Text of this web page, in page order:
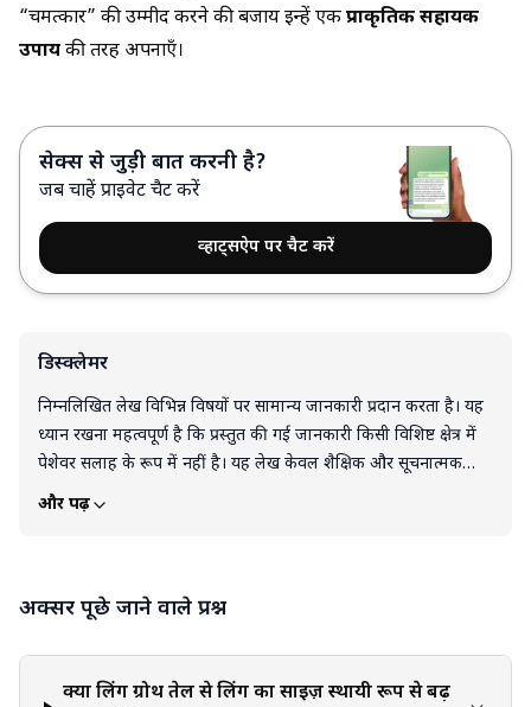
“चमत्कार” की उम्मीद करने की बजाय इन्हें एकप्राकृतिक सहायक
उपायकी तरह अपनाएँ।
सेक्स से जुड़ी बात करनी है?
जब चाहें प्राइवेट चैट करें
व्हाट्सऐप पर चैट करें
डिस्क्लेमर
निम्नलिखित लेख विभिन्न विषयों पर सामान्य जानकारी प्रदान करता है। यह
ध्यान रखना महत्वपूर्ण है कि प्रस्तुत की गई जानकारी किसी विशिष्ट क्षेत्र में
पेशेवर सलाह के रूप में नहीं है। यह लेख केवल शैक्षिक और सूचनात्मक
उद्देश्यों के लिए है। इस लेख को किसी भी उत्पाद, सेवा या जानकारी के
लागू या कार्यान्वित करते समय व्यक्तिगत निर्णय, आलोचनात्मक सोच और
और पढ़ें
अक्सर पूछे जाने वाले प्रश्न
क्या लिंग ग्रोथ तेल से लिंग का साइज़ स्थायी रूप से बढ़